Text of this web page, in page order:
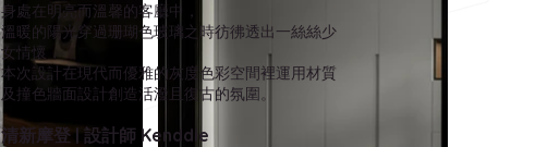
身處在明亮而溫馨的客廳中，
溫暖的陽光穿過珊瑚色玻璃之時彷彿透出一絲絲少
女情懷，
本次設計在現代而優雅的灰度色彩空間裡運用材質
及撞色牆面設計創造活潑且復古的氛圍。
清新摩登 | 設計師 Kenddie